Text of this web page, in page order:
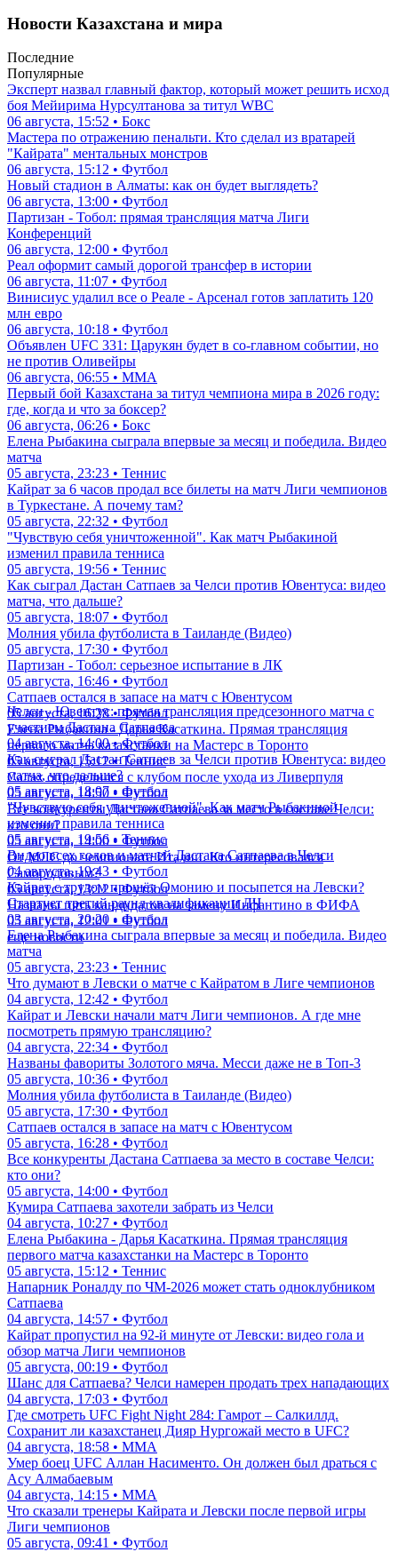
Новости Казахстана и мира
Последние
Популярные
Эксперт назвал главный фактор, который может решить исход
боя Мейирима Нурсултанова за титул WBC
06 августа, 15:52 • Бокс
Мастера по отражению пенальти. Кто сделал из вратарей
"Кайрата" ментальных монстров
06 августа, 15:12 • Футбол
Новый стадион в Алматы: как он будет выглядеть?
06 августа, 13:00 • Футбол
Партизан - Тобол: прямая трансляция матча Лиги
Конференций
06 августа, 12:00 • Футбол
Реал оформит самый дорогой трансфер в истории
06 августа, 11:07 • Футбол
Винисиус удалил все о Реале - Арсенал готов заплатить 120
млн евро
06 августа, 10:18 • Футбол
Объявлен UFC 331: Царукян будет в со-главном событии, но
не против Оливейры
06 августа, 06:55 • ММА
Первый бой Казахстана за титул чемпиона мира в 2026 году:
где, когда и что за боксер?
06 августа, 06:26 • Бокс
Елена Рыбакина сыграла впервые за месяц и победила. Видео
матча
05 августа, 23:23 • Теннис
Кайрат за 6 часов продал все билеты на матч Лиги чемпионов
в Туркестане. А почему там?
05 августа, 22:32 • Футбол
"Чувствую себя уничтоженной". Как матч Рыбакиной
изменил правила тенниса
05 августа, 19:56 • Теннис
Как сыграл Дастан Сатпаев за Челси против Ювентуса: видео
матча, что дальше?
05 августа, 18:07 • Футбол
Молния убила футболиста в Таиланде (Видео)
05 августа, 17:30 • Футбол
Партизан - Тобол: серьезное испытание в ЛК
05 августа, 16:46 • Футбол
Сатпаев остался в запасе на матч с Ювентусом
05 августа, 16:28 • Футбол
Елена Рыбакина - Дарья Касаткина. Прямая трансляция
первого матча казахстанки на Мастерс в Торонто
05 августа, 15:12 • Теннис
Салах определился с клубом после ухода из Ливерпуля
05 августа, 14:50 • Футбол
Все конкуренты Дастана Сатпаева за место в составе Челси:
кто они?
05 августа, 14:00 • Футбол
От МЛС до чемпионата Италии. Кто интересовался
Самородовым?
05 августа, 13:12 • Футбол
Названы пять кандидатов на замену Инфантино в ФИФА
05 августа, 12:01 • Футбол
еще новости
Челси - Ювентус: прямая трансляция предсезонного матча с
участием Дастана Сатпаева
04 августа, 14:00 • Футбол
Как сыграл Дастан Сатпаев за Челси против Ювентуса: видео
матча, что дальше?
05 августа, 18:07 • Футбол
"Чувствую себя уничтоженной". Как матч Рыбакиной
изменил правила тенниса
05 августа, 19:56 • Теннис
Видео всех голов и матчей Дастана Сатпаева в Челси
04 августа, 19:43 • Футбол
Кайрат с трудом прошёл Омонию и посыпется на Левски?
Стартует третий раунд квалификации ЛЧ
03 августа, 20:20 • Футбол
Елена Рыбакина сыграла впервые за месяц и победила. Видео
матча
05 августа, 23:23 • Теннис
Что думают в Левски о матче с Кайратом в Лиге чемпионов
04 августа, 12:42 • Футбол
Кайрат и Левски начали матч Лиги чемпионов. А где мне
посмотреть прямую трансляцию?
04 августа, 22:34 • Футбол
Названы фавориты Золотого мяча. Месси даже не в Топ-3
05 августа, 10:36 • Футбол
Молния убила футболиста в Таиланде (Видео)
05 августа, 17:30 • Футбол
Сатпаев остался в запасе на матч с Ювентусом
05 августа, 16:28 • Футбол
Все конкуренты Дастана Сатпаева за место в составе Челси:
кто они?
05 августа, 14:00 • Футбол
Кумира Сатпаева захотели забрать из Челси
04 августа, 10:27 • Футбол
Елена Рыбакина - Дарья Касаткина. Прямая трансляция
первого матча казахстанки на Мастерс в Торонто
05 августа, 15:12 • Теннис
Напарник Роналду по ЧМ-2026 может стать одноклубником
Сатпаева
04 августа, 14:57 • Футбол
Кайрат пропустил на 92-й минуте от Левски: видео гола и
обзор матча Лиги чемпионов
05 августа, 00:19 • Футбол
Шанс для Сатпаева? Челси намерен продать трех нападающих
04 августа, 17:03 • Футбол
Где смотреть UFC Fight Night 284: Гамрот – Салкиллд.
Сохранит ли казахстанец Дияр Нургожай место в UFC?
04 августа, 18:58 • ММА
Умер боец UFC Аллан Насименто. Он должен был драться с
Асу Алмабаевым
04 августа, 14:15 • ММА
Что сказали тренеры Кайрата и Левски после первой игры
Лиги чемпионов
05 августа, 09:41 • Футбол